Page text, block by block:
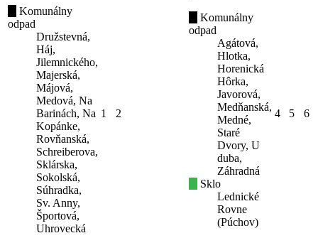
Komunálny
odpad
Družstevná,
Háj,
Jilemnického,
Majerská,
Májová,
Medová, Na
Barinách, Na
Kopánke,
Rovňanská,
Schreiberova,
Sklárska,
Sokolská,
Súhradka,
Sv. Anny,
Športová,
Uhrovecká
1 2
Komunálny
odpad
Agátová,
Hlotka,
Horenická
Hôrka,
Javorová,
Medňanská,
Medné,
Staré
Dvory, U
duba,
Záhradná
Sklo
Lednické
Rovne
(Púchov)
4 5 6